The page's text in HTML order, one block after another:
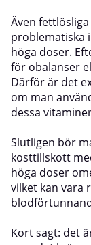
Även
problematiska
höga doser.
för obalanser
Därför är det
om man
dessa
Slutligen bör
kosttillskott
höga doser
vilket kan vara
Kort sagt: det